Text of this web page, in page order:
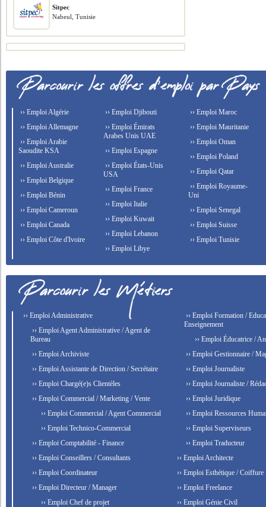
Sitpec
Nabeul, Tunisie
›› Emploi Algérie
›› Emploi Allemagne
›› Emploi Arabie
Saoudite KSA
›› Emploi Australie
›› Emploi Belgique
›› Emploi Bénin
›› Emploi Cameroun
›› Emploi Canada
›› Emploi Côte d'Ivoire
›› Emploi Djibouti
›› Emploi Émirats
Arabes Unis UAE
›› Emploi Espagne
›› Emploi États-Unis
USA
›› Emploi France
›› Emploi Italie
›› Emploi Kuwait
›› Emploi Lebanon
›› Emploi Libye
›› Emploi Maroc
›› Emploi Mauritanie
›› Emploi Oman
›› Emploi Poland
›› Emploi Qatar
›› Emploi Royaume-
Uni
›› Emploi Senegal
›› Emploi Suisse
›› Emploi Tunisie
›› Emploi Administrative
›› Emploi Agent Administrative / Agent de
Bureau
›› Emploi Archiviste
›› Emploi Assistante de Direction / Secrétaire
›› Emploi Chargé(e)s Clientèles
›› Emploi Commercial / Marketing / Vente
›› Emploi Commercial / Agent Commercial
›› Emploi Technico-Commercial
›› Emploi Comptabilité - Finance
›› Emploi Conseillers / Consultants
›› Emploi Coordinateur
›› Emploi Directeur / Manager
›› Emploi Chef de projet
›› Emploi Formation /
Enseignement
›› Emploi Éducatrice /
›› Emploi Gestionnaire /
›› Emploi Journaliste
›› Emploi Journaliste /
›› Emploi Juridique
›› Emploi Ressources
›› Emploi Superviseurs
›› Emploi Traducteur
›› Emploi Architecte
›› Emploi Esthétique / Coiffure
›› Emploi Freelance
›› Emploi Génie Civil